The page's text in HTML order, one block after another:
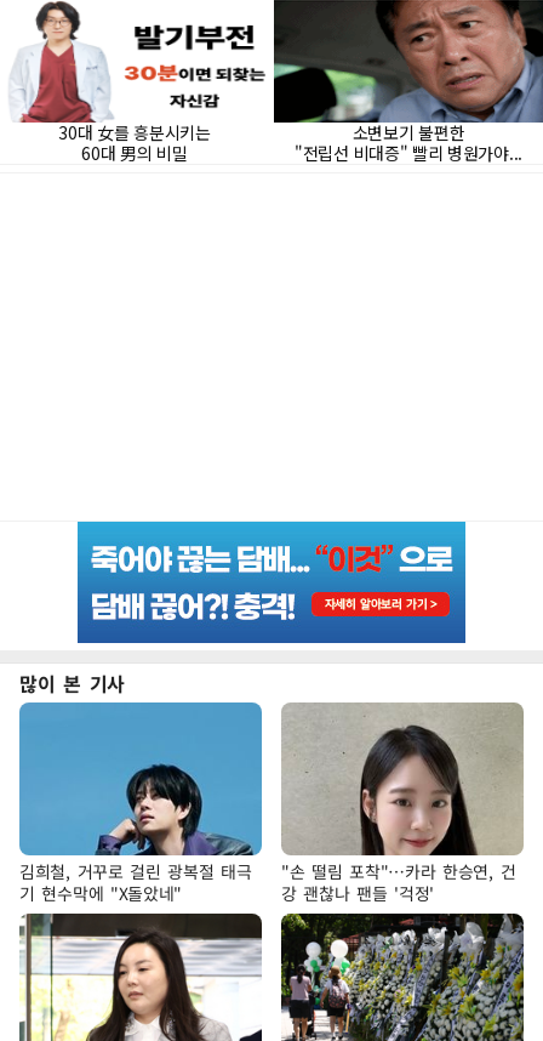
많이 본 기사
김희철, 거꾸로 걸린 광복절 태극
기 현수막에 "X돌았네"
"손 떨림 포착"…카라 한승연, 건
강 괜찮나 팬들 '걱정'